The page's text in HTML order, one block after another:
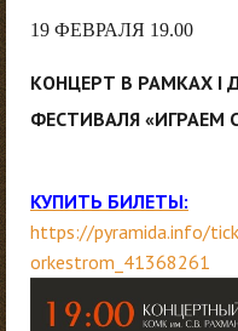
19 ФЕВРАЛЯ 19.00
КОНЦЕРТ В РАМКАХ I
ФЕСТИВАЛЯ «ИГРАЕМ
КУПИТЬ БИЛЕТЫ:
https://pyramida.info/
orkestrom_41368261